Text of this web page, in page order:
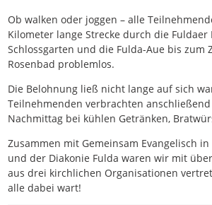
Ob walken oder joggen – alle
Kilometer lange Strecke durch die
Schlossgarten und die Fulda-Aue bis zum
Rosenbad problemlos.
Die Belohnung ließ nicht lange auf sich
Teilnehmenden verbrachten
Nachmittag bei kühlen Getränken,
Zusammen mit Gemeinsam Evangelisch
und der Diakonie Fulda waren wir mit
aus drei kirchlichen Organisationen
alle dabei wart!